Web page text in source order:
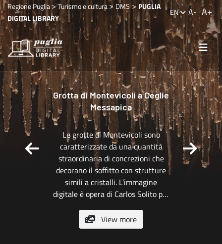
Regione Puglia>Turismo e cultura> DMS> PUGLIA
DIGITAL LIBRARY
EN A- A+
Slide 1 of 9
Grotta di Montevicoli a Ceglie
Messapica
Le grotte di Montevicoli sono
caratterizzate da una quantità
straordinaria di concrezioni che
decorano il soffitto con strutture
simili a cristalli. L’immagine
digitale è opera di Carlos Solito per
sotterraneo – Viaggio dantesco
nelle Grotte di Puglia”
View more